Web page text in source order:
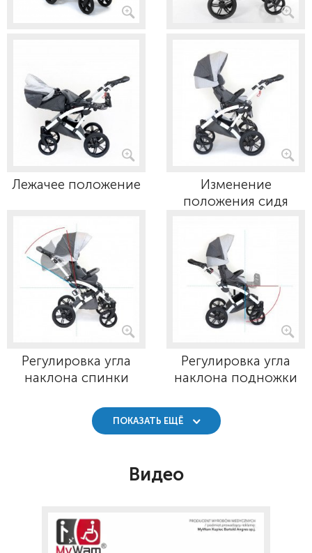
Лежачее положение
Изменение
положения сидя
Регулировка угла
наклона спинки
Регулировка угла
наклона подножки
ПОКАЗАТЬ ЕЩЁ
Видео